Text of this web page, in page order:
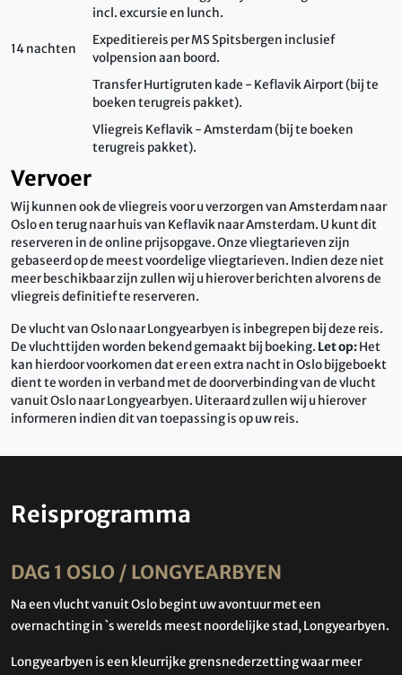
incl. excursie en lunch.
14 nachten
Expeditiereis per MS Spitsbergen inclusief
volpension aan boord.
Transfer Hurtigruten kade - Keflavik Airport (bij te
boeken terugreis pakket).
Vliegreis Keflavik - Amsterdam (bij te boeken
terugreis pakket).
Vervoer
Wij kunnen ook de vliegreis voor u verzorgen van Amsterdam naar
Oslo en terug naar huis van Keflavik naar Amsterdam. U kunt dit
reserveren in de online prijsopgave. Onze vliegtarieven zijn
gebaseerd op de meest voordelige vliegtarieven. Indien deze niet
meer beschikbaar zijn zullen wij u hierover berichten alvorens de
vliegreis definitief te reserveren.
De vlucht van Oslo naar Longyearbyen is inbegrepen bij deze reis.
De vluchttijden worden bekend gemaakt bij boeking. Let op:Het
kan hierdoor voorkomen dat er een extra nacht in Oslo bijgeboekt
dient te worden in verband met de doorverbinding van de vlucht
vanuit Oslo naar Longyearbyen. Uiteraard zullen wij u hierover
informeren indien dit van toepassing is op uw reis.
Reisprogramma
DAG 1 OSLO / LONGYEARBYEN
Na een vlucht vanuit Oslo begint uw avontuur met een
overnachting in `s werelds meest noordelijke stad, Longyearbyen.
Longyearbyen is een kleurrijke grensnederzetting waar meer